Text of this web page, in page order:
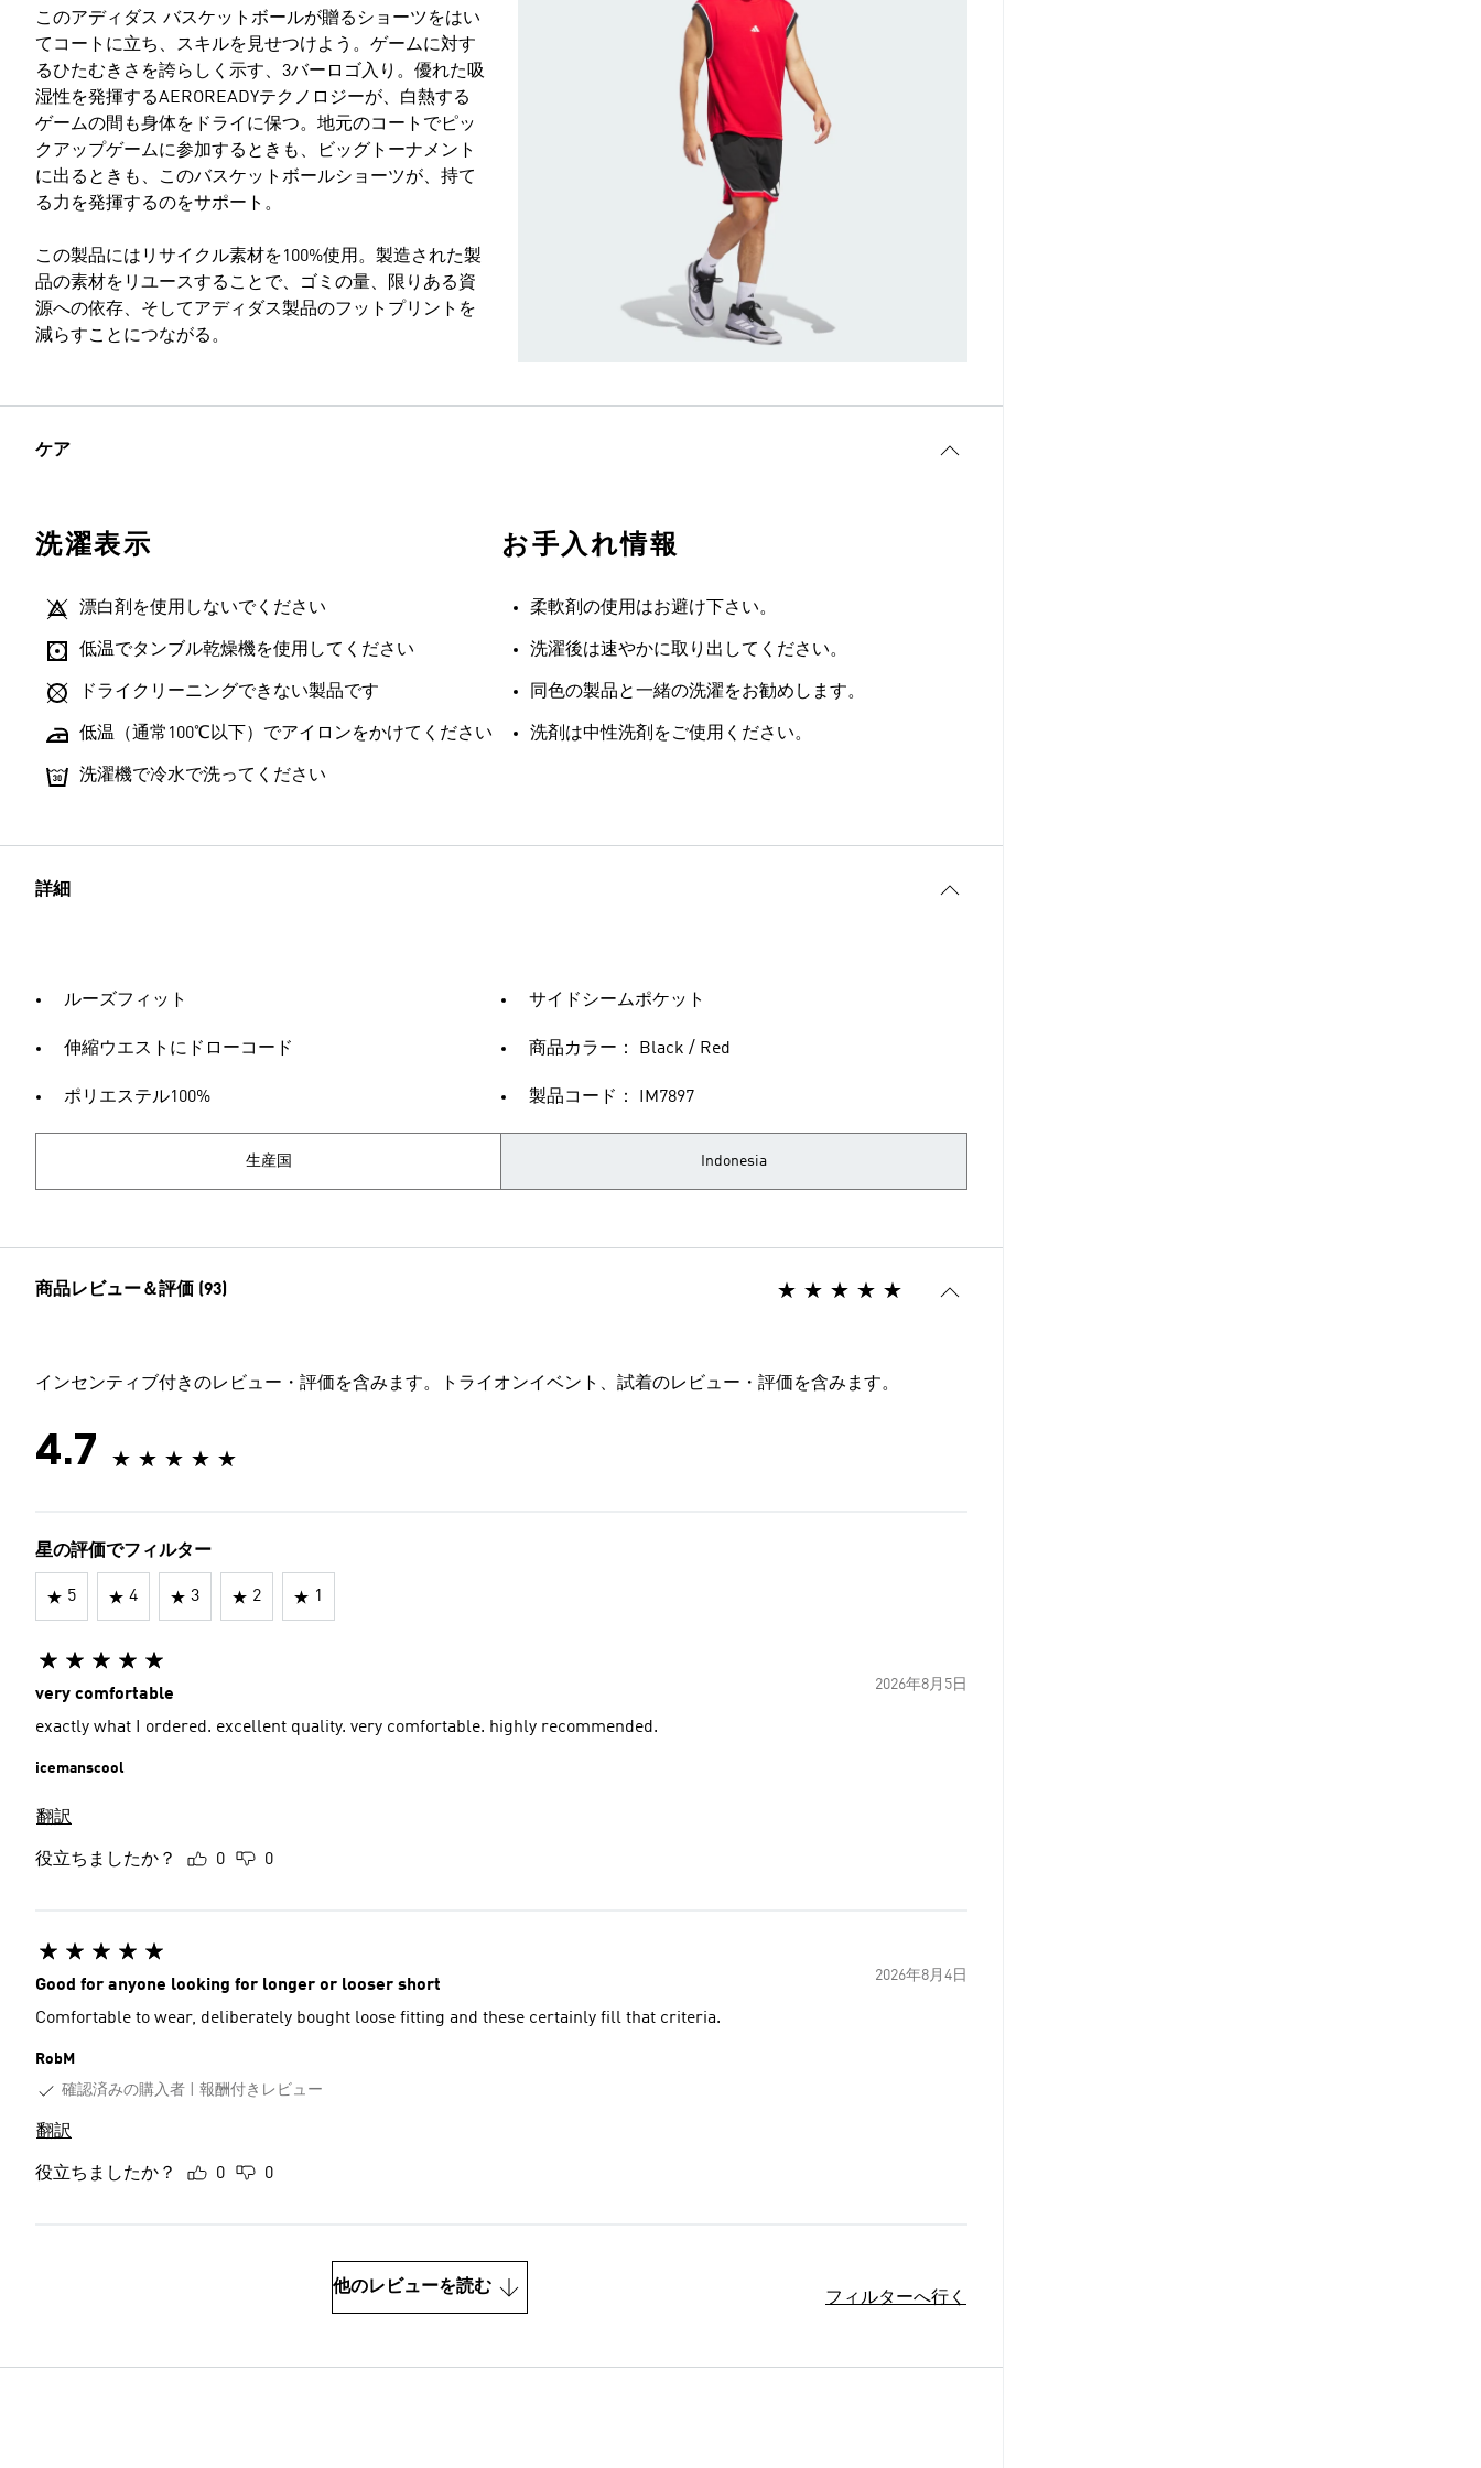
このアディダス バスケットボールが贈るショーツをはい
てコートに立ち、スキルを見せつけよう。ゲームに対す
るひたむきさを誇らしく示す、3バーロゴ入り。優れた吸
湿性を発揮するAEROREADYテクノロジーが、白熱する
ゲームの間も身体をドライに保つ。地元のコートでピッ
クアップゲームに参加するときも、ビッグトーナメント
に出るときも、このバスケットボールショーツが、持て
る力を発揮するのをサポート。
この製品にはリサイクル素材を100%使用。製造された製
品の素材をリユースすることで、ゴミの量、限りある資
源への依存、そしてアディダス製品のフットプリントを
減らすことにつながる。
ケア
洗濯表示
漂白剤を使用しないでください
低温でタンブル乾燥機を使用してください
ドライクリーニングできない製品です
低温（通常100℃以下）でアイロンをかけてください
洗濯機で冷水で洗ってください
お手入れ情報
柔軟剤の使用はお避け下さい。
洗濯後は速やかに取り出してください。
同色の製品と一緒の洗濯をお勧めします。
洗剤は中性洗剤をご使用ください。
詳細
ルーズフィット
伸縮ウエストにドローコード
ポリエステル100%
サイドシームポケット
商品カラー： Black / Red
製品コード： IM7897
生産国 Indonesia
商品レビュー＆評価 (93)
インセンティブ付きのレビュー・評価を含みます。トライオンイベント、試着のレビュー・評価を含みます。
4.7
星の評価でフィルター
5 4 3 2 1
2026年8月5日
very comfortable
exactly what I ordered. excellent quality. very comfortable. highly recommended.
icemanscool
翻訳
役立ちましたか？ 0 0
2026年8月4日
Good for anyone looking for longer or looser short
Comfortable to wear, deliberately bought loose fitting and these certainly fill that criteria.
RobM
確認済みの購入者
報酬付きレビュー
翻訳
役立ちましたか？ 0 0
他のレビューを読む
フィルターへ行く